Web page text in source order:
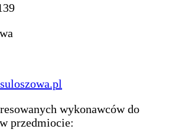
wykonawców do
przedmiocie: